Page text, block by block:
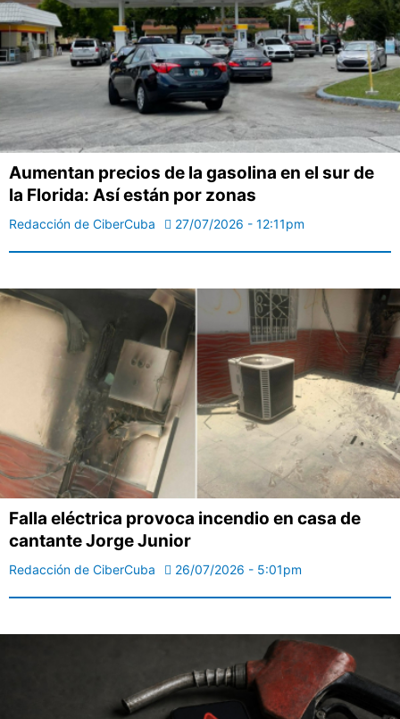
Aumentan precios de la gasolina en el sur de
la Florida: Así están por zonas
Redacción de CiberCuba 27/07/2026 - 12:11pm
Falla eléctrica provoca incendio en casa de
cantante Jorge Junior
Redacción de CiberCuba 26/07/2026 - 5:01pm